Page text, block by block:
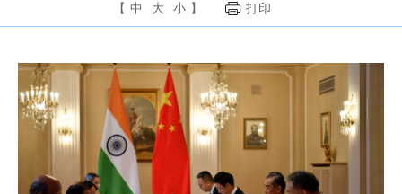
【 中 大 小 】 打印